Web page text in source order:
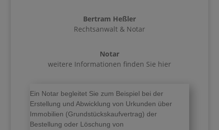
Bertram Heßler
Rechtsanwalt & Notar
Notar
weitere Informationen finden Sie hier
Ein Notar begleitet Sie zum Beispiel bei der
Erstellung und Abwicklung von Urkunden über
Immobilien (Grundstückskaufvertrag) der
Bestellung oder Löschung von